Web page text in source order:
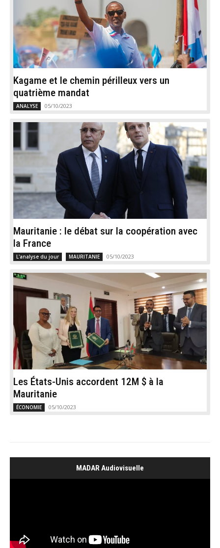
Kagame et le chemin périlleux vers un
quatrième mandat
ANALYSE 05/10/2023
Mauritanie : le débat sur la coopération avec
la France
L'analyse du jour MAURITANIE 05/10/2023
Les États-Unis accordent 12M $ à la
Mauritanie
ÉCONOMIE 05/10/2023
MADAR Audiovisuelle